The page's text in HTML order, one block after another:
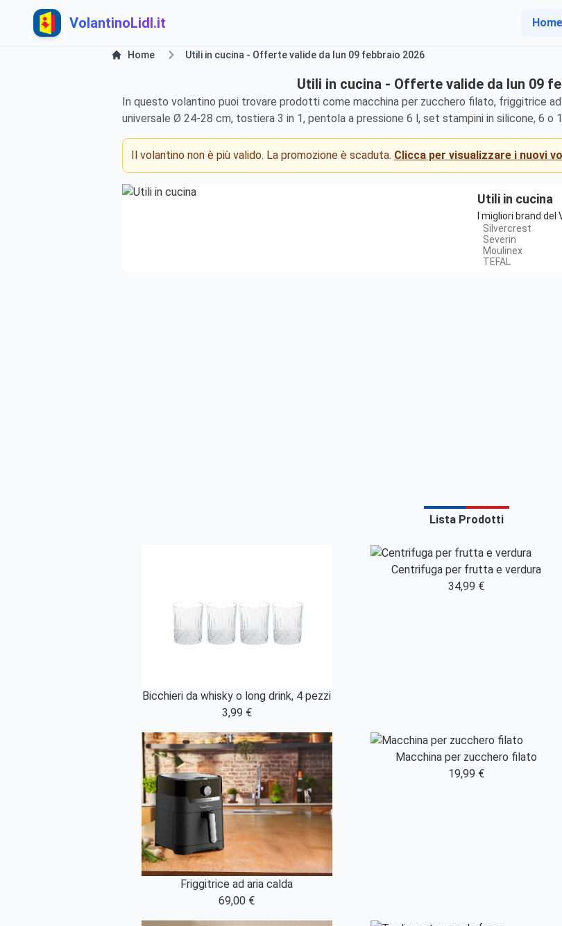
VolantinoLidl.it Home
Home Utili in cucina - Offerte valide da lun 09 febbraio 2026
Utili in cucina - Offerte valide da lun 09
In questo volantino puoi trovare prodotti come macchina per zucchero filato, friggitrice
universale Ø 24-28 cm, tostiera 3 in 1, pentola a pressione 6 l, set stampini in silicone, 6 o
Il volantino non è più valido. La promozione è scaduta. Clicca per visualizzare i nuovi
Utili in cucina
I migliori brand del
Silvercrest
Severin
Moulinex
TEFAL
Lista Prodotti
Bicchieri da whisky o long drink, 4 pezzi
3,99 €
Centrifuga per frutta e verdura
34,99 €
Friggitrice ad aria calda
69,00 €
Macchina per zucchero filato
19,99 €